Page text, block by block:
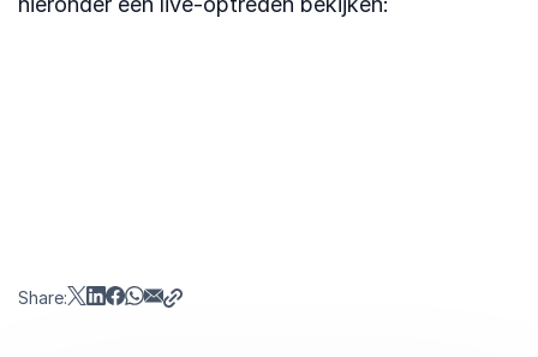
Share: